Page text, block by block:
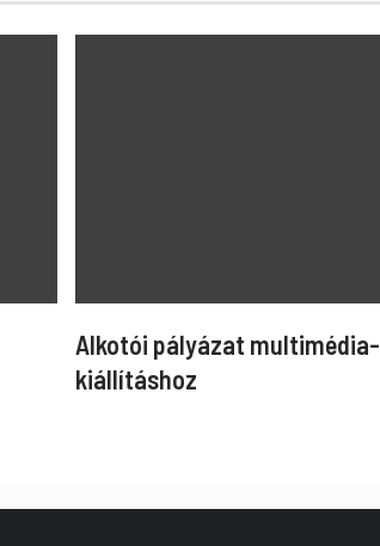
Alkotói pályázat multimédia-
kiállításhoz